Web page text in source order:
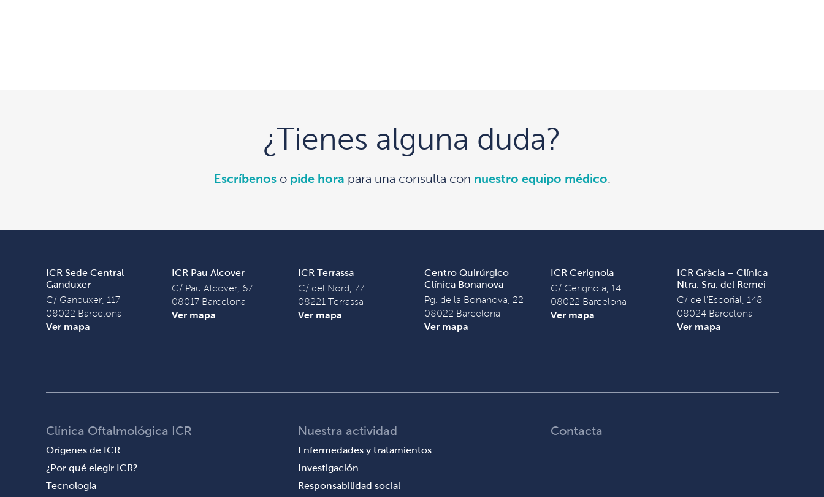
¿Tienes alguna duda?
Escríbenoso pide hora para una consulta con nuestro equipo médico.
ICR Sede Central
Ganduxer
C/ Ganduxer, 117
08022 Barcelona
Ver mapa
ICR Pau Alcover
C/ Pau Alcover, 67
08017 Barcelona
Ver mapa
ICR Terrassa
C/ del Nord, 77
08221 Terrassa
Ver mapa
Centro Quirúrgico
Clínica Bonanova
Pg. de la Bonanova, 22
08022 Barcelona
Ver mapa
ICR Cerignola
C/ Cerignola, 14
08022 Barcelona
Ver mapa
ICR Gràcia – Clínica
Ntra. Sra. del Remei
C/ de l'Escorial, 148
08024 Barcelona
Ver mapa
Clínica Oftalmológica ICR
Orígenes de ICR
¿Por qué elegir ICR?
Tecnología
Nuestra actividad
Enfermedades y tratamientos
Investigación
Responsabilidad social
Contacta